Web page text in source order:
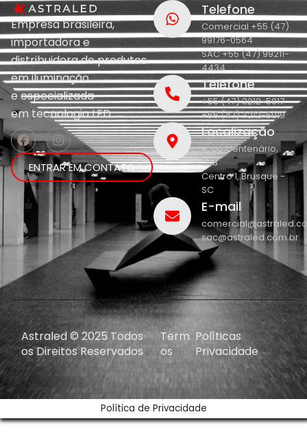
Empresa brasileira,
importadora e
distribuidora de produtos
em iluminação
eespecializada
emtecnologia LED.
ENTRAR EM CONTATO
Telefone
Comercial +55 (47)
99176-0564
SAC +55 (47) 99211-
4434
Telefone
+55 (47) 3212-5017
+55 (47) 3212-5019
Localização
R. do Centenário,
208
Centro 1, Brusque -
SC
E-mail
sac@astraled.com.br
Astraled © 2025 Todos
os Direitos Reservados
Term
os
Políticas
Privacidade
Política de Privacidade